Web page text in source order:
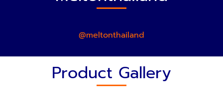
@meltonthailand
Product Gallery